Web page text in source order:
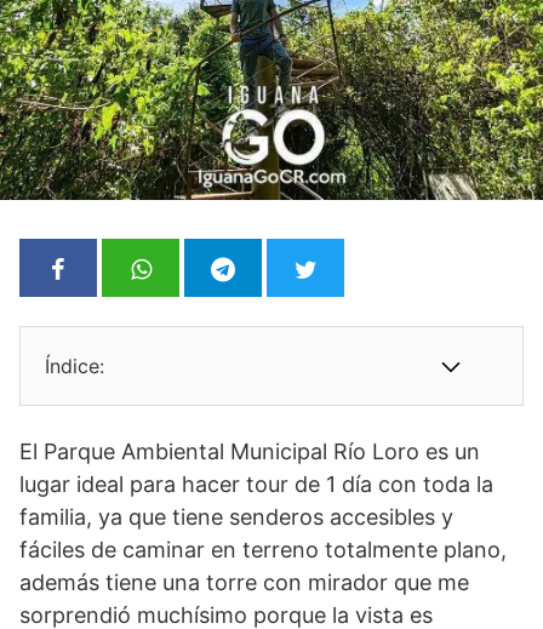
Índice:
El Parque Ambiental Municipal Río Loro es un
lugar ideal para hacer tour de 1 día con toda la
familia, ya que tiene senderos accesibles y
fáciles de caminar en terreno totalmente plano,
además tiene una torre con mirador que me
sorprendió muchísimo porque la vista es